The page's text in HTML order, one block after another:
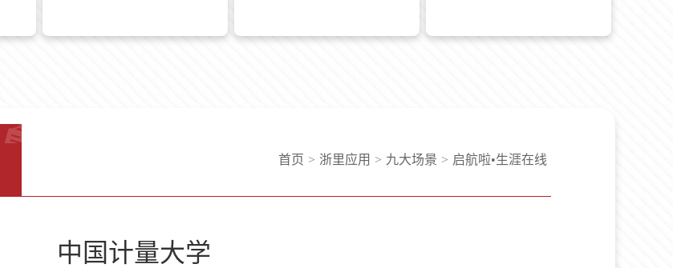
首页 > 浙里应用 > 九大场景 > 启航啦•生涯在线
中国计量大学